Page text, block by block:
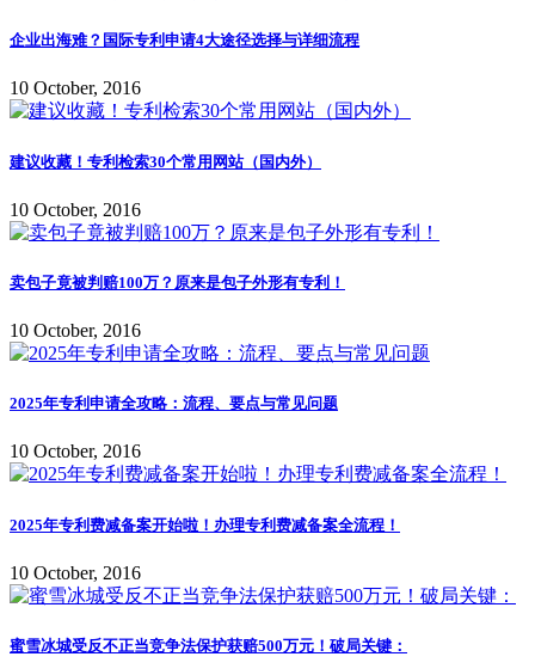
企业出海难？国际专利申请4大途径选择与详细流程
10 October, 2016
建议收藏！专利检索30个常用网站（国内外）
10 October, 2016
卖包子竟被判赔100万？原来是包子外形有专利！
10 October, 2016
2025年专利申请全攻略：流程、要点与常见问题
10 October, 2016
2025年专利费减备案开始啦！办理专利费减备案全流程！
10 October, 2016
蜜雪冰城受反不正当竞争法保护获赔500万元！破局关键：